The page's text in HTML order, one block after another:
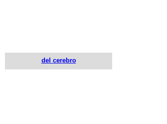
del cerebro